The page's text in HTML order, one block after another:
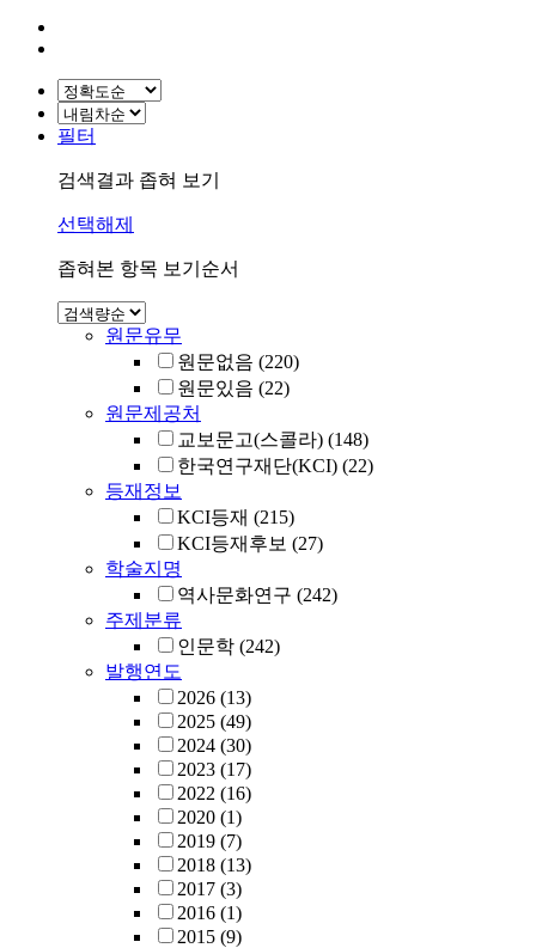
필터
검색결과 좁혀 보기
선택해제
좁혀본 항목 보기순서
원문유무
원문없음 (220)
원문있음 (22)
원문제공처
교보문고(스콜라) (148)
한국연구재단(KCI) (22)
등재정보
KCI등재 (215)
KCI등재후보 (27)
학술지명
역사문화연구 (242)
주제분류
인문학 (242)
발행연도
2026 (13)
2025 (49)
2024 (30)
2023 (17)
2022 (16)
2020 (1)
2019 (7)
2018 (13)
2017 (3)
2016 (1)
2015 (9)